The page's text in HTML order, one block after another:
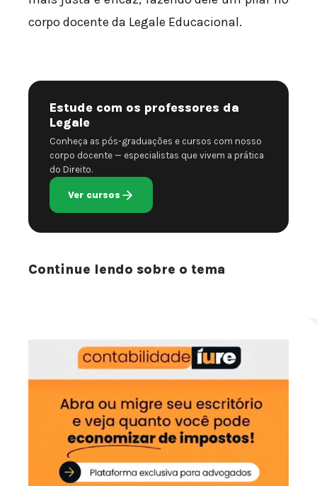
corpo docente da Legale Educacional.
Estude com os professores da
Legale
Conheça as pós-graduações e cursos com nosso
corpo docente — especialistas que vivem a prática
do Direito.
Ver cursos
Continue lendo sobre o tema